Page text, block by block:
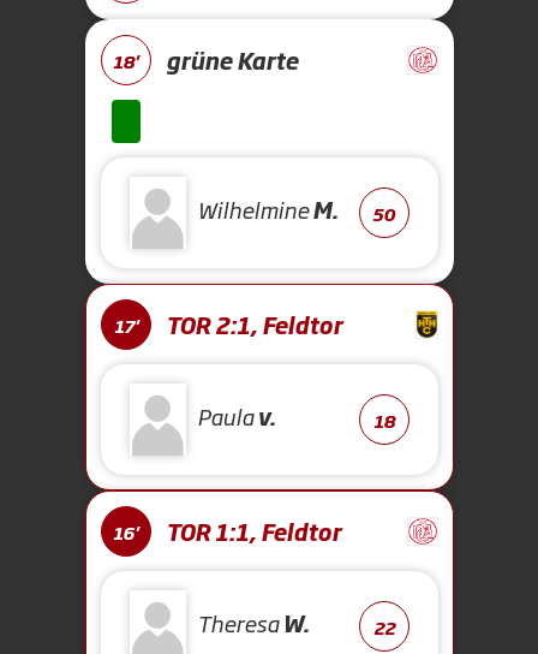
18' grüne Karte
WilhelmineM. 50
17' TOR 2:1, Feldtor
Paulav. 18
16' TOR 1:1, Feldtor
TheresaW. 22